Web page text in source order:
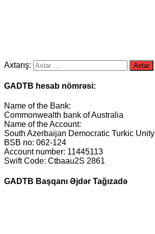
Axtarış:
GADTB hesab nömrəsi:
Name of the Bank:
Commonwealth bank of Australia
Name of the Account:
South Azerbaijan Democratic Turkic Unity
BSB no: 062-124
Account number: 11445113
Swift Code: Ctbaau2S 2861
GADTB Başqanı Əjdər Tağızadə